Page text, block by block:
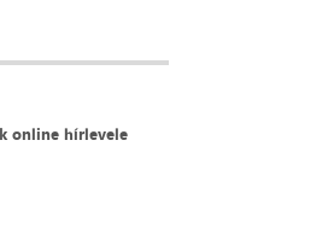
online hírlevele